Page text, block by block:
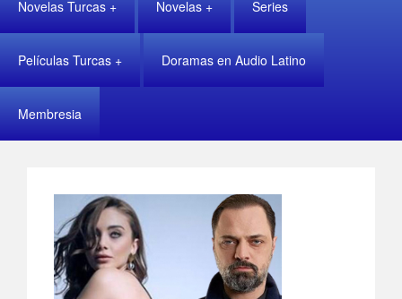
Novelas Turcas Novelas Series
Películas Turcas Doramas en Audio Latino
Membresia